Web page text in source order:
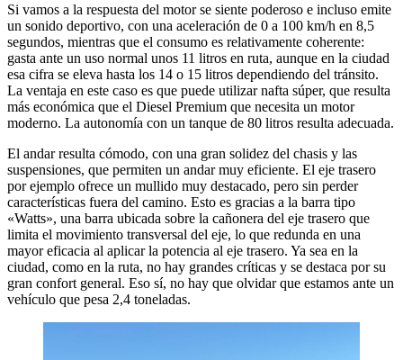
Si vamos a la respuesta del motor se siente poderoso e incluso emite
un sonido deportivo, con una aceleración de 0 a 100 km/h en 8,5
segundos, mientras que el consumo es relativamente coherente:
gasta ante un uso normal unos 11 litros en ruta, aunque en la ciudad
esa cifra se eleva hasta los 14 o 15 litros dependiendo del tránsito.
La ventaja en este caso es que puede utilizar nafta súper, que resulta
más económica que el Diesel Premium que necesita un motor
moderno. La autonomía con un tanque de 80 litros resulta adecuada.
El andar resulta cómodo, con una gran solidez del chasis y las
suspensiones, que permiten un andar muy eficiente. El eje trasero
por ejemplo ofrece un mullido muy destacado, pero sin perder
características fuera del camino. Esto es gracias a la barra tipo
«Watts», una barra ubicada sobre la cañonera del eje trasero que
limita el movimiento transversal del eje, lo que redunda en una
mayor eficacia al aplicar la potencia al eje trasero. Ya sea en la
ciudad, como en la ruta, no hay grandes críticas y se destaca por su
gran confort general. Eso sí, no hay que olvidar que estamos ante un
vehículo que pesa 2,4 toneladas.